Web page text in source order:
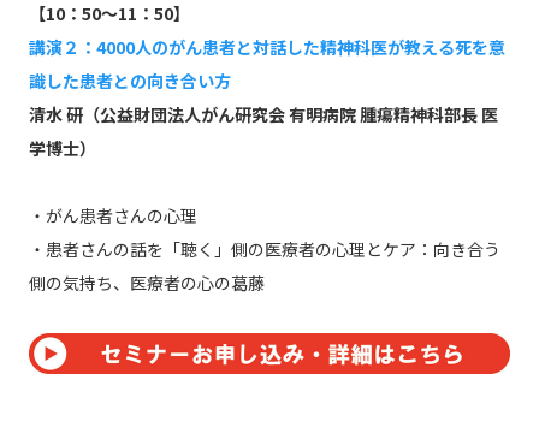
【10：50～11：50】
講演２：4000人のがん患者と対話した精神科医が教える死を意
識した患者との向き合い方
清水 研（公益財団法人がん研究会 有明病院 腫瘍精神科部長 医
学博士）
・がん患者さんの心理
・患者さんの話を「聴く」側の医療者の心理とケア：向き合う
側の気持ち、医療者の心の葛藤